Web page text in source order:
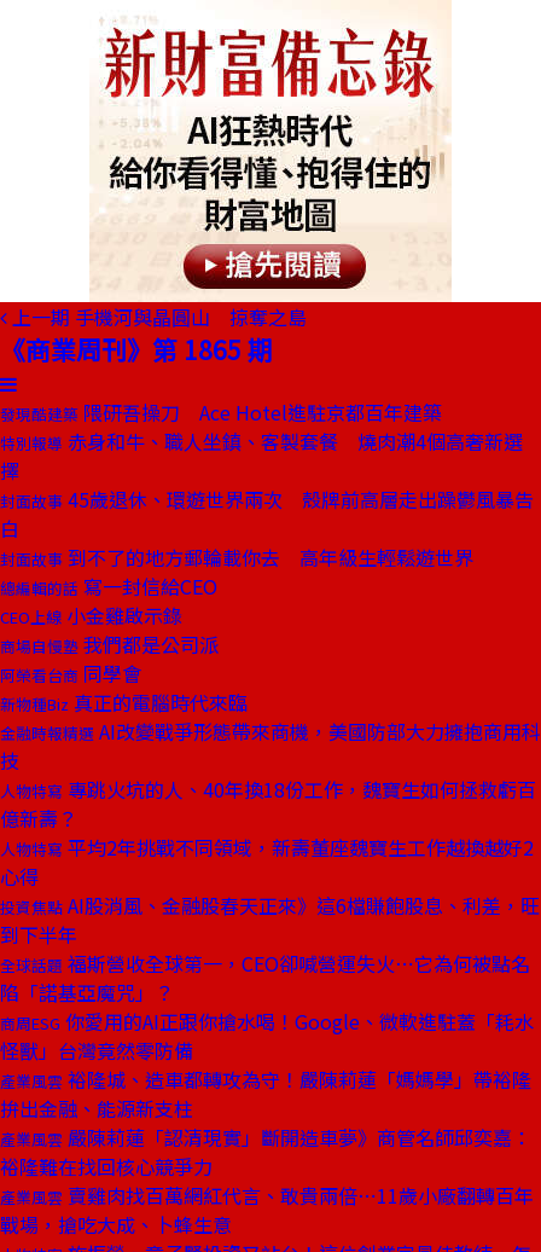
上一期 手機河與晶圓山 掠奪之島
《商業周刊》第 1865 期
發現酷建築 隈研吾操刀 Ace Hotel進駐京都百年建築
特別報導 赤身和牛、職人坐鎮、客製套餐 燒肉潮4個高奢新選
擇
封面故事 45歲退休、環遊世界兩次 殼牌前高層走出躁鬱風暴告
白
封面故事 到不了的地方郵輪載你去 高年級生輕鬆遊世界
總編輯的話 寫一封信給CEO
CEO上線 小金雞啟示錄
商場自慢塾 我們都是公司派
阿榮看台商 同學會
新物種Biz 真正的電腦時代來臨
金融時報精選 AI改變戰爭形態帶來商機，美國防部大力擁抱商用科
技
人物特寫 專跳火坑的人、40年換18份工作，魏寶生如何拯救虧百
億新壽？
人物特寫 平均2年挑戰不同領域，新壽董座魏寶生工作越換越好2
心得
投資焦點 AI股消風、金融股春天正來》這6檔賺飽股息、利差，旺
到下半年
全球話題 福斯營收全球第一，CEO卻喊營運失火⋯它為何被點名
陷「諾基亞魔咒」？
商周ESG 你愛用的AI正跟你搶水喝！Google、微軟進駐蓋「耗水
怪獸」台灣竟然零防備
產業風雲 裕隆城、造車都轉攻為守！嚴陳莉蓮「媽媽學」帶裕隆
拚出金融、能源新支柱
產業風雲 嚴陳莉蓮「認清現實」斷開造車夢》商管名師邱奕嘉：
裕隆難在找回核心競爭力
產業風雲 賣雞肉找百萬網紅代言、敢貴兩倍⋯11歲小廠翻轉百年
戰場，搶吃大成、卜蜂生意